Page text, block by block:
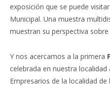
exposición que se puede
Municipal. Una muestra
muestran su perspectiva
Y nos acercamos a la primera
celebrada en nuestra
Empresarios de la localidad